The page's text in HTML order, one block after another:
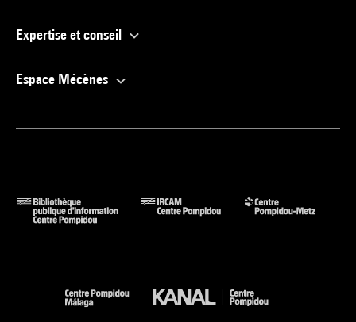
Expertise et conseil
Espace Mécènes